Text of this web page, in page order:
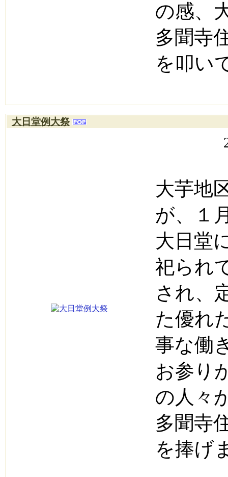
の感、
多聞寺
を叩い
大日堂例大祭
大芋地
が、１
大日堂
祀られ
され、
た優れ
事な働
お参り
の人々
多聞寺
を捧げ